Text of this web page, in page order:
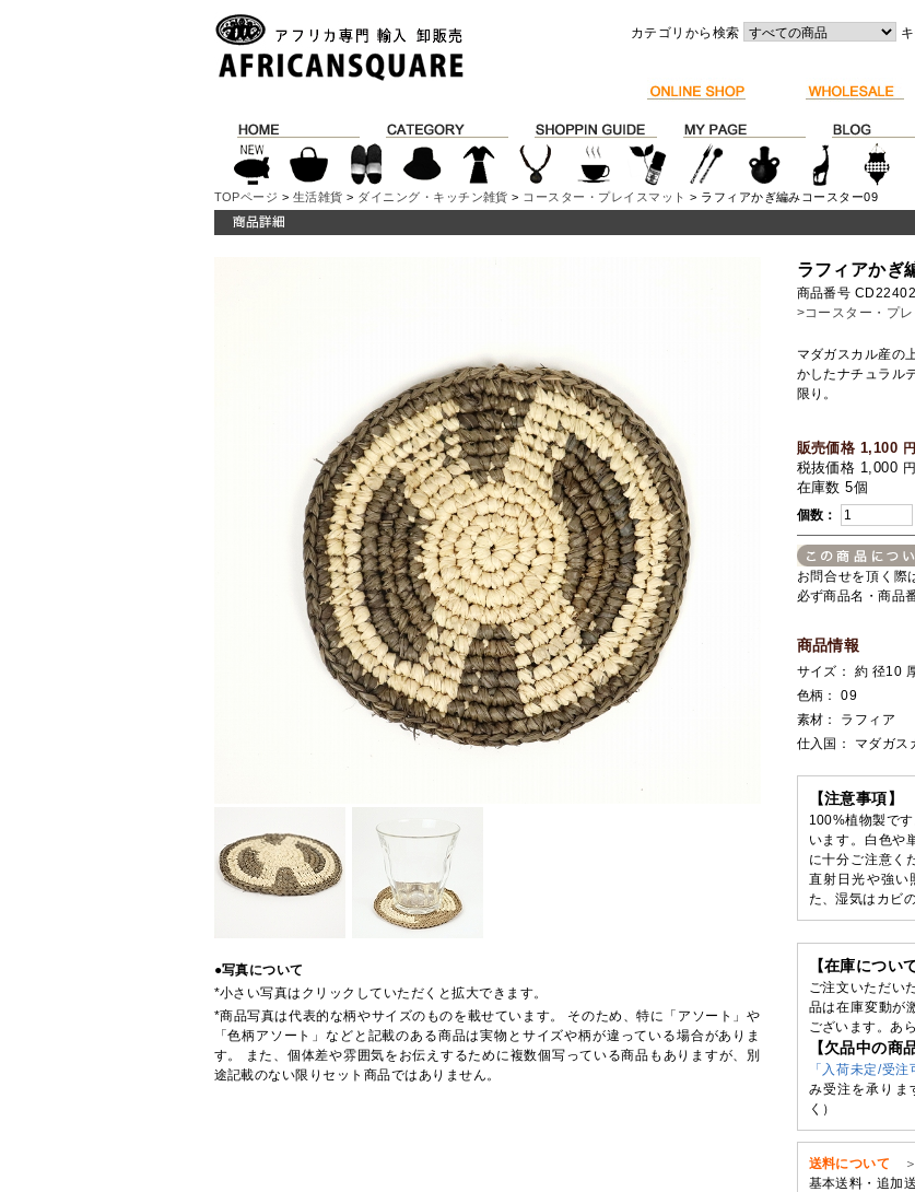
カテゴリから検索
TOPページ > 生活雑貨 > ダイニング・キッチン雑貨 > コースター・プレイスマット > ラフィアかぎ編みコースター09
●写真について
*小さい写真はクリックしていただくと拡大できます。
*商品写真は代表的な柄やサイズのものを載せています。 そのため、特に「アソート」や
「色柄アソート」などと記載のある商品は実物とサイズや柄が違っている場合がありま
す。 また、個体差や雰囲気をお伝えするために複数個写っている商品もありますが、別
途記載のない限りセット商品ではありません。
ラフィアかぎ
商品番号
>コースター・プ
マダガスカル産の
かしたナチュラル
限り。
販売価格 1,100 円
税抜価格 1,000 円
在庫数 5個
個数：
お問合せを頂く際
必ず商品名・商品
商品情報
サイズ： 約 径10
色柄： 09
素材： ラフィア
仕入国： マダガス
【注意事項】
100%植物製で
います。白色や
に十分ご注意く
直射日光や強い
た、湿気はカビ
【在庫につい
ご注文いただい
品は在庫変動が
ございます。あ
【欠品中の商
「入荷未定/受注
み受注を承りま
く）
送料について
基本送料・追加